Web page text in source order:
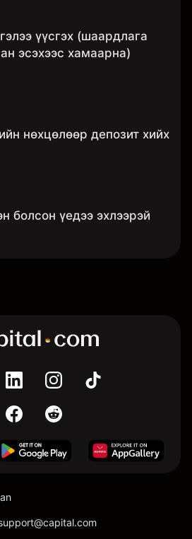
үүсгэх (шаардлага
эсэхээс хамаарна)
нөхцөлөөр депозит хийх
болсон үедээ эхлээрэй